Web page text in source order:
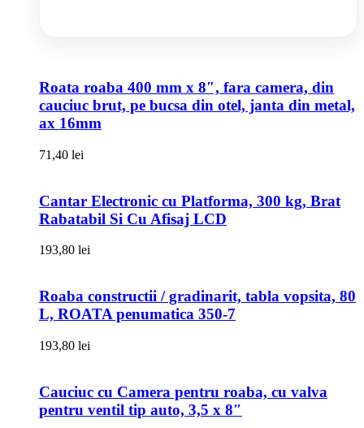
Roata roaba 400 mm x 8″, fara camera, din
cauciuc brut, pe bucsa din otel, janta din metal,
ax 16mm
71,40 lei
Cantar Electronic cu Platforma, 300 kg, Brat
Rabatabil Si Cu Afisaj LCD
193,80 lei
Roaba constructii / gradinarit, tabla vopsita, 80
L, ROATA penumatica 350-7
193,80 lei
Cauciuc cu Camera pentru roaba, cu valva
pentru ventil tip auto, 3,5 x 8″